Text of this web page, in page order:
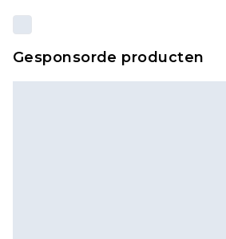
Gesponsorde producten